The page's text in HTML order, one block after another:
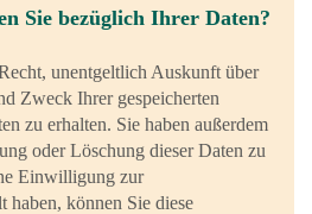
Sie bezüglich Ihrer Daten?
unentgeltlich Auskunft über
Zweck Ihrer gespeicherten
zu erhalten. Sie haben außerdem
oder Löschung dieser Daten zu
Einwilligung zur
haben, können Sie diese